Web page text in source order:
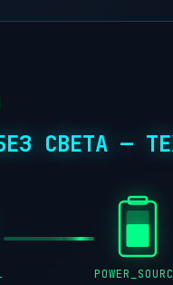
СВЕТА —